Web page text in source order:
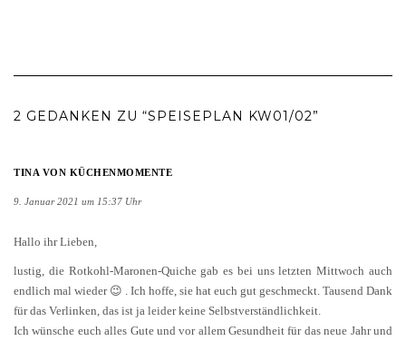
2 GEDANKEN ZU “SPEISEPLAN KW01/02”
TINA VON KÜCHENMOMENTE
9. Januar 2021 um 15:37 Uhr
Hallo ihr Lieben,
lustig, die Rotkohl-Maronen-Quiche gab es bei uns letzten Mittwoch auch
endlich mal wieder 😉 . Ich hoffe, sie hat euch gut geschmeckt. Tausend Dank
für das Verlinken, das ist ja leider keine Selbstverständlichkeit.
Ich wünsche euch alles Gute und vor allem Gesundheit für das neue Jahr und